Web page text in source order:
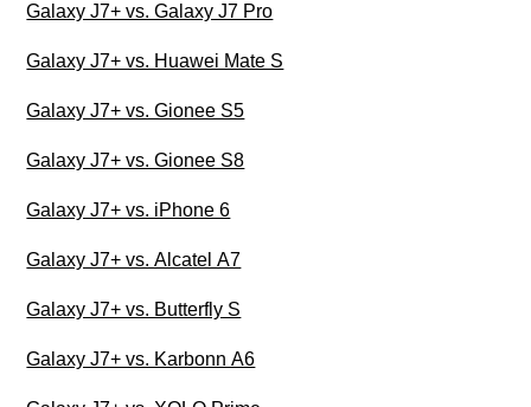
Galaxy J7+ vs. Galaxy J7 Pro
Galaxy J7+ vs. Huawei Mate S
Galaxy J7+ vs. Gionee S5
Galaxy J7+ vs. Gionee S8
Galaxy J7+ vs. iPhone 6
Galaxy J7+ vs. Alcatel A7
Galaxy J7+ vs. Butterfly S
Galaxy J7+ vs. Karbonn A6